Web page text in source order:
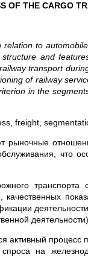
OF THE CARGO
relation to
and
transport
of railway
in the
freight,
рыночные
что
транспорта
качественных
активный
на